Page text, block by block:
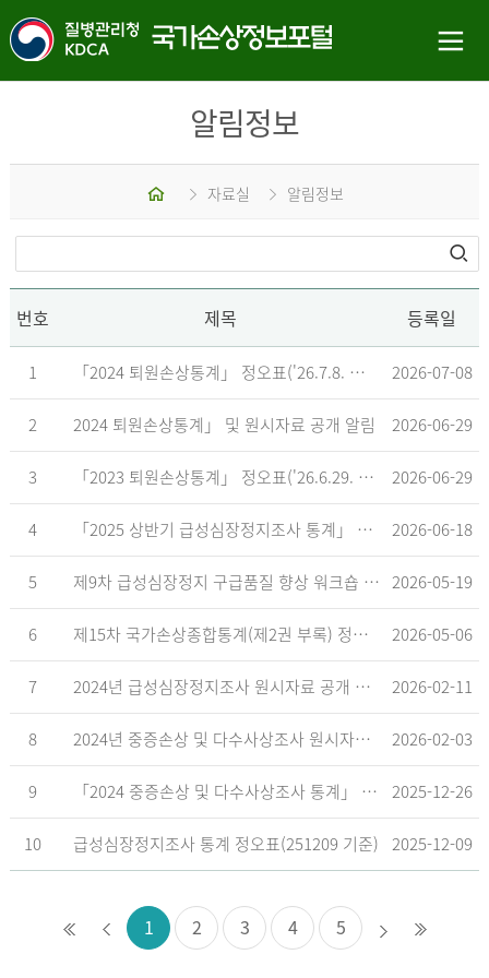
알림정보
홈 자료실 알림정보
번호 제목 등록일
1 「2024 퇴원손상통계」 정오표('26.7.8. 기준) 2026-07-08
2 2024 퇴원손상통계」 및 원시자료 공개 알림 2026-06-29
3 「2023 퇴원손상통계」 정오표('26.6.29. 기준) 2026-06-29
4 「2025 상반기 급성심장정지조사 통계」 공표 2026-06-18
5 제9차 급성심장정지 구급품질 향상 워크숍 개최 안내 2026-05-19
6 제15차 국가손상종합통계(제2권 부록) 정오표('26.5.18. 기준) 2026-05-06
7 2024년 급성심장정지조사 원시자료 공개 알림 2026-02-11
8 2024년 중증손상 및 다수사상조사 원시자료 공개 알림 2026-02-03
9 「2024 중증손상 및 다수사상조사 통계」 공표 2025-12-26
10 급성심장정지조사 통계 정오표(251209 기준) 2025-12-09
1 2 3 4 5